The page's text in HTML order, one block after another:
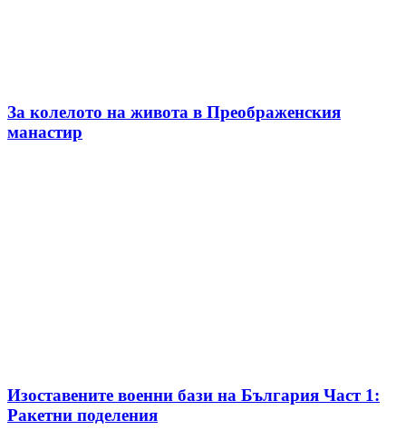
За колелото на живота в Преображенския
манастир
Изоставените военни бази на България Част 1:
Ракетни поделения